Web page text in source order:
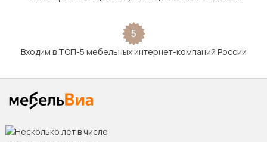
5
Входим в ТОП-5 мебельных интернет-компаний России